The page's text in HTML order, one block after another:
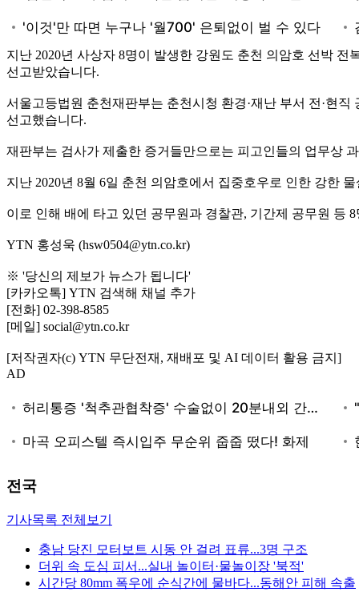
지난 2020년 사상자 8명이 발생한 강원도 춘천 의암호 선박
선고받았습니다.
서울고등법원 춘천재판부는 춘천시청 환경·재난 부서 전·현
선고했습니다.
재판부는 검사가 제출한 증거들만으로는 피고인들의 업무상
지난 2020년 8월 6일 춘천 의암호에서 집중호우로 인한 강한
이로 인해 배에 타고 있던 공무원과 경찰관, 기간제 공무원 등
YTN 홍성욱 (hsw0504@ytn.co.kr)
※ '당신의 제보가 뉴스가 됩니다'
[카카오톡] YTN 검색해 채널 추가
[전화] 02-398-8585
[메일] social@ytn.co.kr
[저작권자(c) YTN 무단전재, 재배포 및 AI 데이터 활용 금지]
AD
전국
기사목록 전체보기
충남 당진 모터보트 시동 안 걸려 표류...3명 구조
더위 속 도심 피서...실내 놀이터·물놀이장 '북적'
시간당 80mm 폭우에 순식간에 물바다...동해안 피해 속출